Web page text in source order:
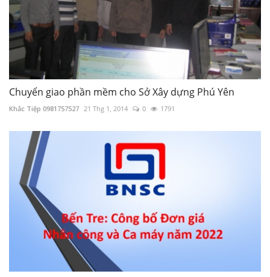
Chuyển giao phần mềm cho Sở Xây dựng Phú Yên
Khắc Tiệp 0981757527 21 Thg 1, 2014 0 1791